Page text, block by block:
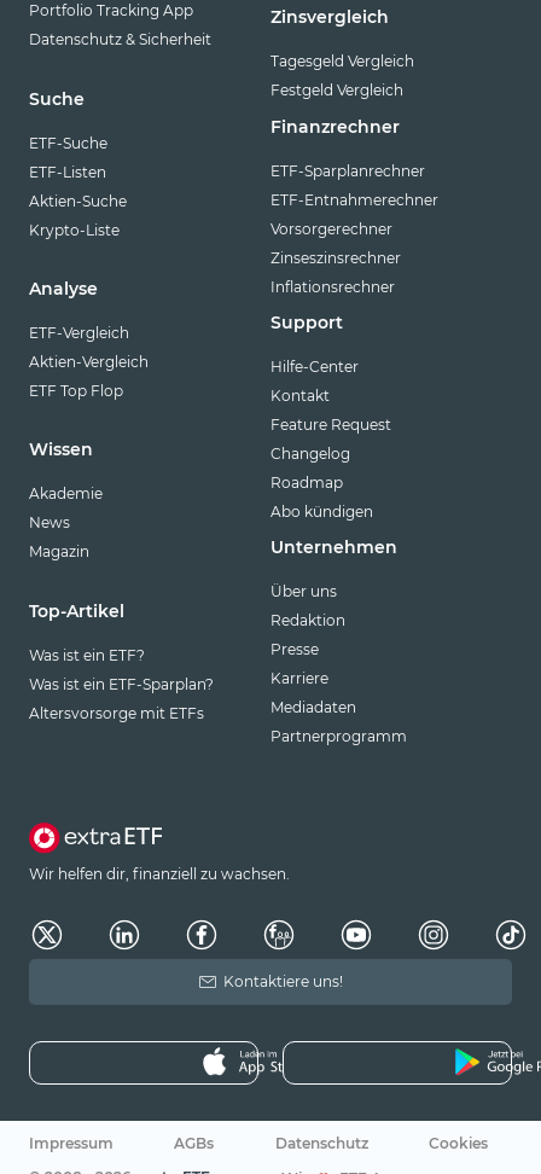
Portfolio Tracking App
Datenschutz & Sicherheit
Suche
ETF-Suche
ETF-Listen
Aktien-Suche
Krypto-Liste
Analyse
ETF-Vergleich
Aktien-Vergleich
ETF Top Flop
Wissen
Akademie
News
Magazin
Top-Artikel
Was ist ein ETF?
Was ist ein ETF-Sparplan?
Altersvorsorge mit ETFs
Zinsvergleich
Tagesgeld Vergleich
Festgeld Vergleich
Finanzrechner
ETF-Sparplanrechner
ETF-Entnahmerechner
Vorsorgerechner
Zinseszinsrechner
Inflationsrechner
Support
Hilfe-Center
Kontakt
Feature Request
Changelog
Roadmap
Abo kündigen
Unternehmen
Über uns
Redaktion
Presse
Karriere
Mediadaten
Partnerprogramm
Wir helfen dir, finanziell zu wachsen.
Kontaktiere uns!
Impressum AGBs Datenschutz
Cookies